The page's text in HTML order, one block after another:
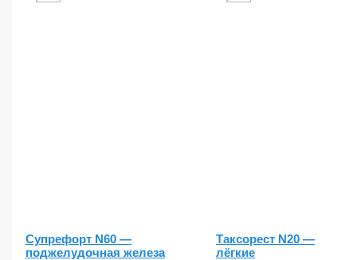
Супрефорт N60 —
поджелудочная железа
Таксорест N20 —
лёгкие